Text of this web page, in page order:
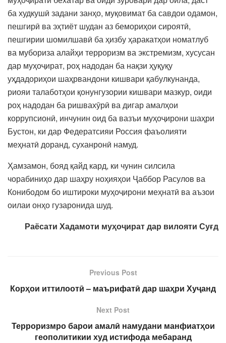
ба худкушӣ задани занҳо, муқовимат ба савдои одамон,
пешгирӣ ва эҳтиёт шудан аз бемориҳои сироятӣ,
пешгирии шомилшавӣ ба ҳизбу ҳаракатҳои номатлуб
ва мубориза алайҳи терроризм ва экстремизм, хусусан
дар муҳоҷират, роҳ надодан ба нақзи ҳуқуқу
уҳдадориҳои шаҳрвандони кишвари қабулкунанда,
риояи талаботҳои қонунгузории кишвари мазкур, оиди
роҳ надодан ба ришвахӯрӣ ва дигар амалҳои
коррупсионӣ, инчунин оид ба вазъи муҳоҷирони шаҳри
Бустон, ки дар Федератсияи Россия фаъолияти
меҳнатӣ доранд, суханронӣ намуд.
Ҳамзамон, бояд қайд кард, ки чунин силсила
чорабиниҳо дар шаҳру ноҳияҳои Ҷаббор Расулов ва
Конибодом бо иштироки муҳоҷирони меҳнатӣ ва аъзои
оилаи онҳо гузаронида шуд.
Раёсати Хадамоти муҳоҷират дар вилояти Суғд
Previous Post
Корҳои иттилоотӣ – маърифатӣ дар шаҳри Хуҷанд
Next Post
Терроризмро барои амалӣ намудани манфиатҳои
геополитикии худ истифода мебаранд